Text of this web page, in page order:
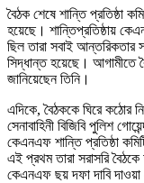
বৈঠক শেষে শান্তি প্রতিষ্ঠা
হয়েছে। শান্তিপ্রতিষ্ঠায়
ছিল তারা সবাই আন্তরিকতার
সিদ্ধান্ত হয়েছে। আগামীতে
জানিয়েছেন তিনি।
এদিকে, বৈঠককে ঘিরে কঠোর
সেনাবাহিনী বিজিবি পুলিশ
কেএনএফ শান্তি প্রতিষ্ঠা
এই প্রথম তারা সরাসরি
কেএনএফ ছয় দফা দাবি